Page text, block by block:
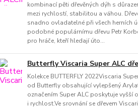
kombinací pěti dřevěných dýh s
mezi rychlostí, stabilitou a váhou.
snadno ovladatelné při všech herních
podobné populárnímu dřevu Petr
pro hráče, kteří hledají úto...
Butterfly Viscaria Super ALC
Kolekce BUTTERFLY 2022Viscaria
od Butterfly obsahující vylepšený
označením Super ALC poskytuje vyšší
i rychlost.Ve srovnání se dřevem